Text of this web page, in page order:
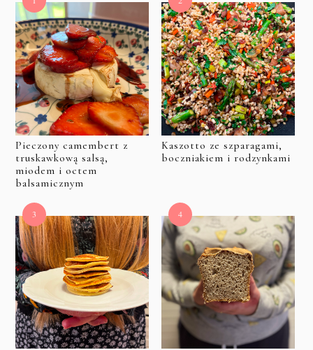
Pieczony camembert z
truskawkową salsą,
miodem i octem
balsamicznym
Kaszotto ze szparagami,
boczniakiem i rodzynkami